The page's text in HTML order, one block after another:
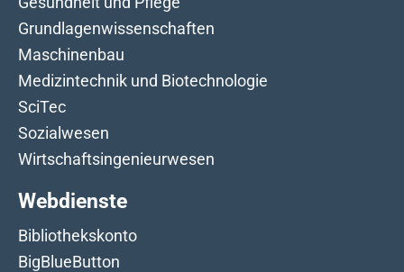
Grundlagenwissenschaften
Maschinenbau
Medizintechnik und Biotechnologie
SciTec
Sozialwesen
Wirtschaftsingenieurwesen
Webdienste
Bibliothekskonto
BigBlueButton